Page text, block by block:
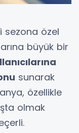
sezona özel
büyük bir
sunarak
özellikle
olmak